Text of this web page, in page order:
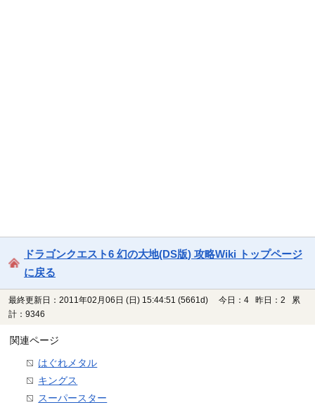
ドラゴンクエスト6 幻の大地(DS版) 攻略Wiki トップページ
に戻る
最終更新日：2011年02月06日 (日) 15:44:51 (5661d)
今日：4 昨日：2 累
計：9346
関連ページ
はぐれメタル
キングス
スーパースター